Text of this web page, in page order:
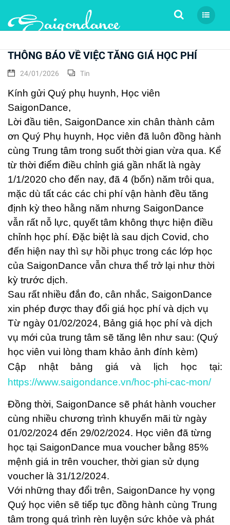
Tìm kiếm
THÔNG BÁO VỀ VIỆC TĂNG GIÁ HỌC PHÍ
24/01/2026 Tin
Kính gửi Quý phụ huynh, Học viên
SaigonDance,
Lời đầu tiên, SaigonDance xin chân thành cảm
ơn Quý Phụ huynh, Học viên đã luôn đồng hành
cùng Trung tâm trong suốt thời gian vừa qua. Kể
từ thời điểm điều chỉnh giá gần nhất là ngày
1/1/2020 cho đến nay, đã 4 (bốn) năm trôi qua,
mặc dù tất các các chi phí vận hành đều tăng
định kỳ theo hằng năm nhưng SaigonDance
vẫn rất nỗ lực, quyết tâm không thực hiện điều
chỉnh học phí. Đặc biệt là sau dịch Covid, cho
đến hiện nay thì sự hồi phục trong các lớp học
của SaigonDance vẫn chưa thể trở lại như thời
kỳ trước dịch.
Sau rất nhiều đắn đo, cân nhắc, SaigonDance
xin phép được thay đổi giá học phí và dịch vụ
Từ ngày 01/02/2024, Bảng giá học phí và dịch
vụ mới của trung tâm sẽ tăng lên như sau: (Quý
học viên vui lòng tham khảo ảnh đính kèm)
Cập nhật bảng giá và lịch học tại:
https://www.saigondance.vn/hoc-phi-cac-mon/
Đồng thời, SaigonDance sẽ phát hành voucher
cùng nhiều chương trình khuyến mãi từ ngày
01/02/2024 đến 29/02/2024. Học viên đã từng
học tại SaigonDance mua voucher bằng 85%
mệnh giá in trên voucher, thời gian sử dụng
voucher là 31/12/2024.
Với những thay đổi trên, SaigonDance hy vọng
Quý học viên sẽ tiếp tục đồng hành cùng Trung
tâm trong quá trình rèn luyện sức khỏe và phát